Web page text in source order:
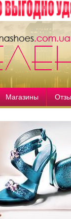
Магазины